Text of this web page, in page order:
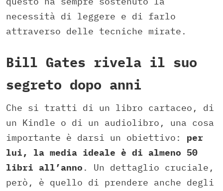
necessità di leggere e di farlo
attraverso delle tecniche mirate.
Bill Gates rivela il suo
segreto dopo anni
Che si tratti di un libro cartaceo, di
un Kindle o di un audiolibro, una cosa
importante è darsi un obiettivo: per
lui, la media ideale è di almeno 50
libri all’anno . Un dettaglio cruciale,
però, è quello di prendere anche degli